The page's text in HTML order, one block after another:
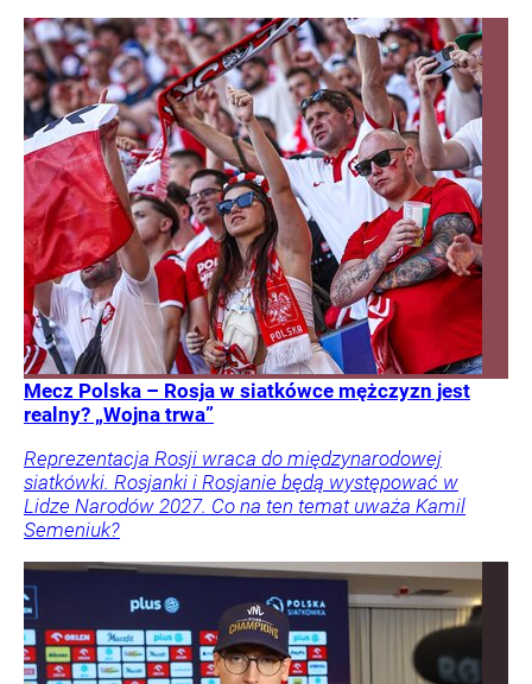
Mecz Polska – Rosja w siatkówce mężczyzn jest
realny? „Wojna trwa”
Reprezentacja Rosji wraca do międzynarodowej
siatkówki. Rosjanki i Rosjanie będą występować w
Lidze Narodów 2027. Co na ten temat uważa Kamil
Semeniuk?